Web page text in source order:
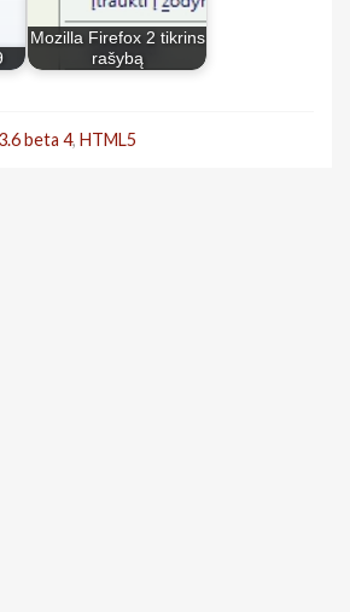
Mozilla Firefox 2 tikrins
rašybą
beta 4, HTML5